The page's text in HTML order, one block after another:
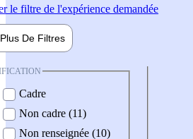
le filtre de l'expérience demandée
Plus De Filtres
Cadre
Non cadre (11)
Non renseignée (10)